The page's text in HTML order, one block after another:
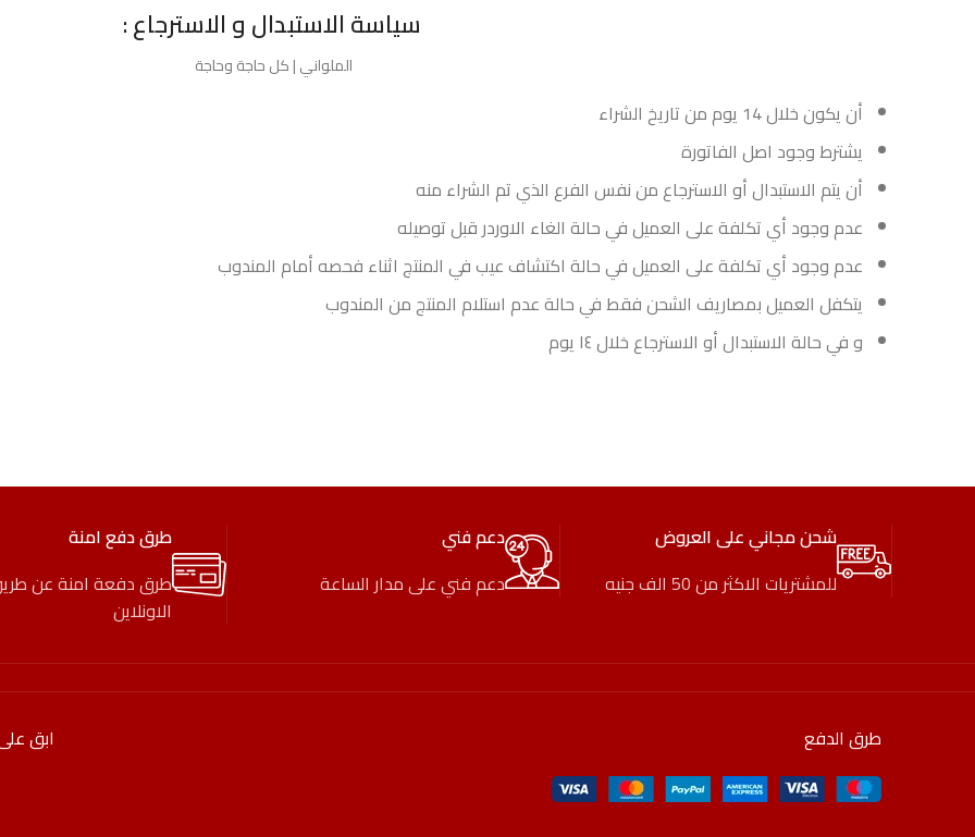
سياسة الاستبدال و الاسترجاع :
الملواني | كل حاجة وحاجة
أن يكون خلال 14 يوم من تاريخ الشراء
يشترط وجود اصل الفاتورة
أن يتم الاستبدال أو الاسترجاع من نفس الفرع الذي تم الشراء منه
عدم وجود أي تكلفة على العميل في حالة الغاء الاوردر قبل توصيله
عدم وجود أي تكلفة على العميل في حالة اكتشاف عيب في المنتج اثناء فحصه أمام المندوب
يتكفل العميل بمصاريف الشحن فقط في حالة عدم استلام المنتج من المندوب
و في حالة الاستبدال أو الاسترجاع خلال ١٤ يوم
شحن مجاني على العروض
للمشتريات الاكثر من 50 الف جنيه
دعم فني
دعم فني على مدار الساعة
طرق دفع امنة
طرق دفعة امنة عن
الاونلاين
طرق الدفع ابق